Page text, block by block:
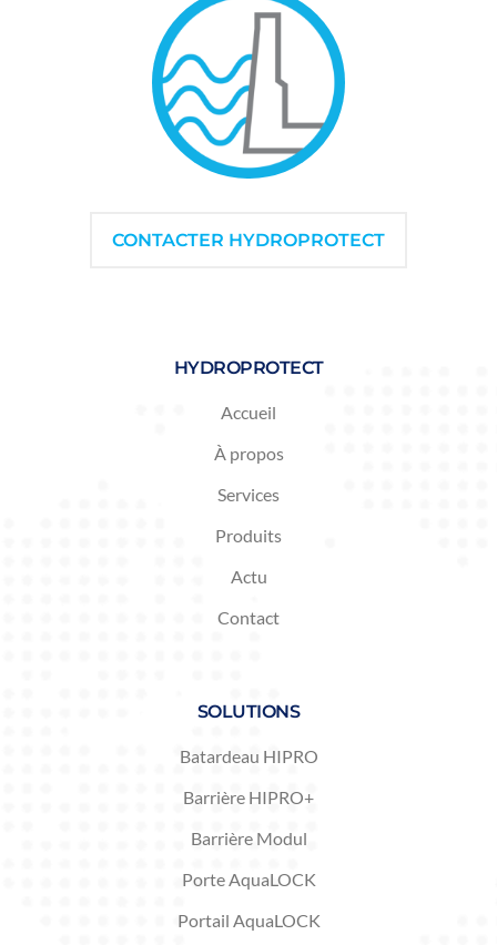
CONTACTER HYDROPROTECT
HYDROPROTECT
Accueil
À propos
Services
Produits
Actu
Contact
SOLUTIONS
Batardeau HIPRO
Barrière HIPRO+
Barrière Modul
Porte AquaLOCK
Portail AquaLOCK